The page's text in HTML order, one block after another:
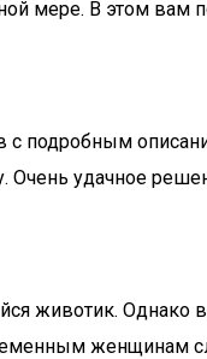
мере. В этом вам
с подробным
Очень удачное
животик. Однако
женщинам